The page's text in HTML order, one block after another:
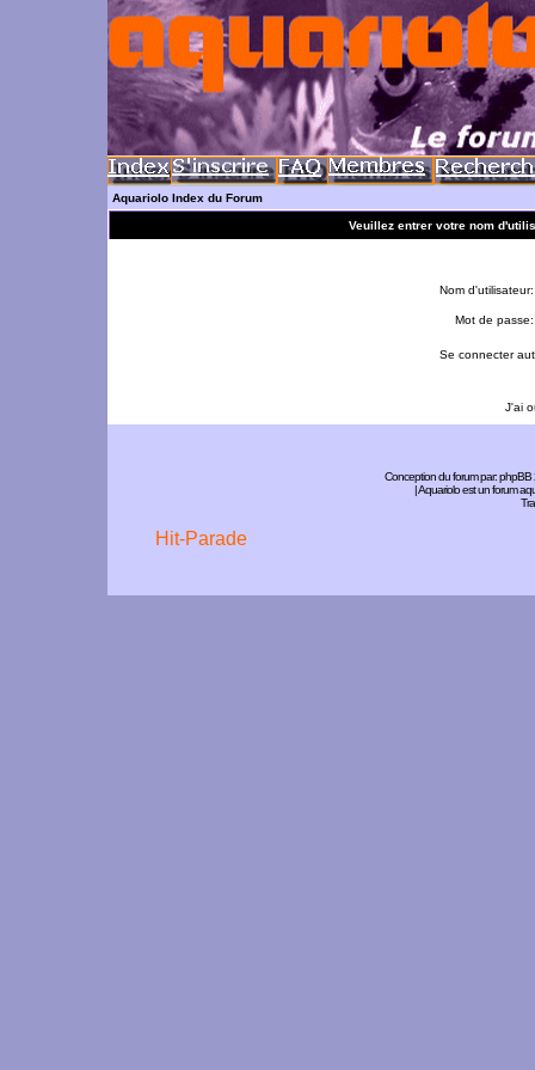
Aquariolo Index du Forum
Veuillez entrer votre nom
Nom d'utilisateur:
Mot de passe:
Se connecter
J'ai
Conception du forum par:phpBB
| Aquariolo est un forum